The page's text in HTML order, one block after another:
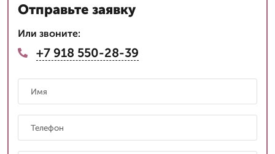
Отправьте заявку
Или звоните:
+7 918 550-28-39